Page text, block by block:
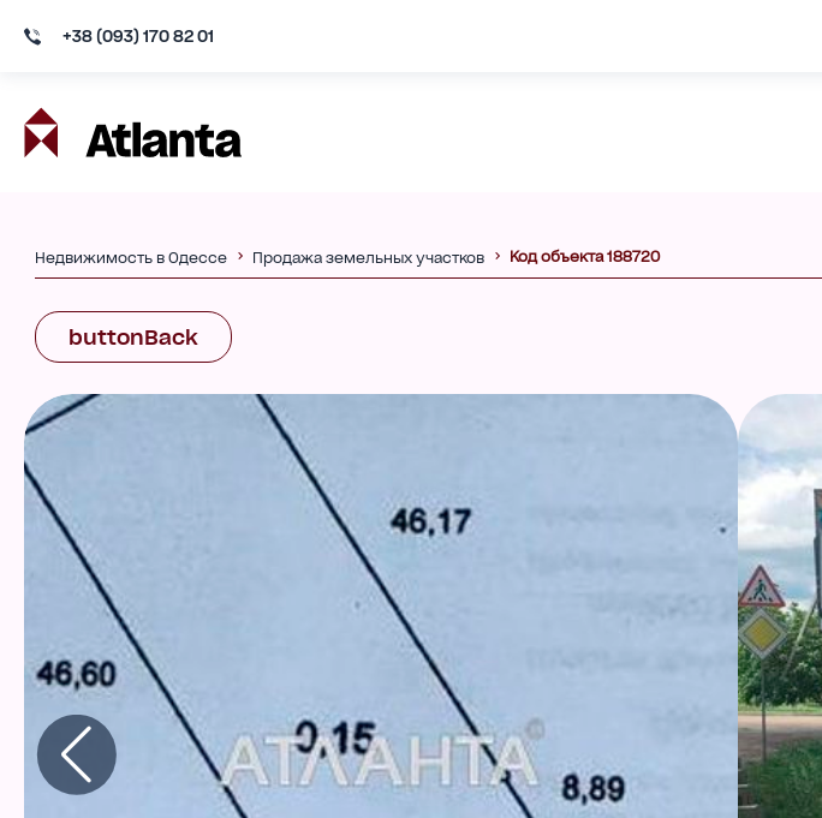
+38 (093) 170 82 01
Недвижимость в Одессе Продажа земельных участков Код объекта 188720
buttonBack